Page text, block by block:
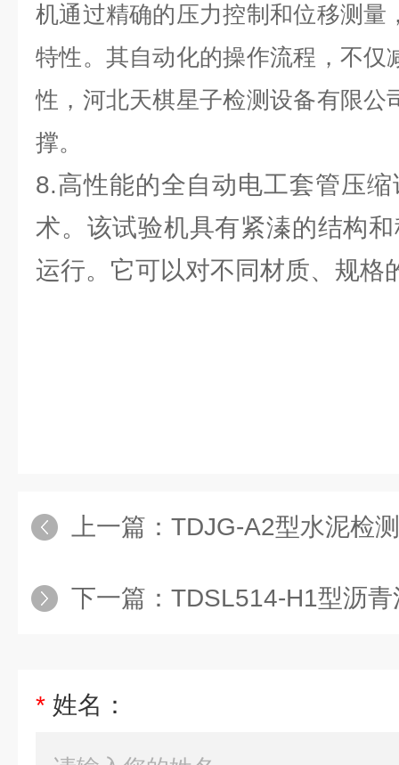
机通过精确的压力控制和位移测
特性。其自动化的操作流程，不
性，河北天棋星子检测设备有限
撑。
8.高性能的全自动电工套管压
术。该试验机具有紧溱的结构
运行。它可以对不同材质、规格
上一篇： TDJG-A2型水泥检测
下一篇： TDSL514-H1型沥青混
* 姓名：